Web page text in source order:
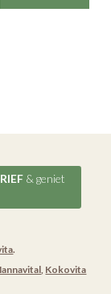
& geniet
.
, Kokovita